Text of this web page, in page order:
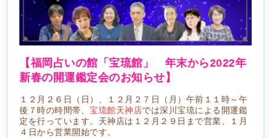
【福岡占いの館「宝琉館」 年末から2022年
新春の開運鑑定会のお知らせ】
１２月２６日（日）、１２月２７日（月）午前１１時～午
後７時の時間帯、宝琉館天神店では深川宝琉による開運鑑
定を行っています。天神店は１２月２９日まで営業、１月
４日から営業開始です。